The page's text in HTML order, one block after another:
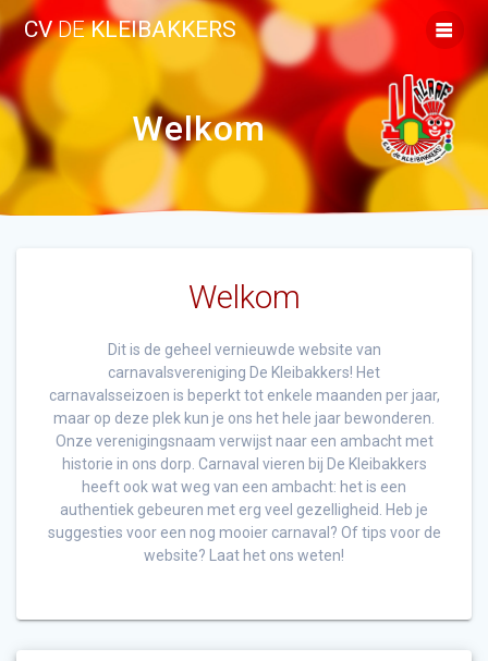
Ga
naar
inhoud
CVDEKLEIBAKKERS
Welkom
Welkom
Dit is de geheel vernieuwde website van
carnavalsvereniging De Kleibakkers! Het
carnavalsseizoen is beperkt tot enkele maanden per jaar,
maar op deze plek kun je ons het hele jaar bewonderen.
Onze verenigingsnaam verwijst naar een ambacht met
historie in ons dorp. Carnaval vieren bij De Kleibakkers
heeft ook wat weg van een ambacht: het is een
authentiek gebeuren met erg veel gezelligheid. Heb je
suggesties voor een nog mooier carnaval? Of tips voor de
website? Laat het ons weten!